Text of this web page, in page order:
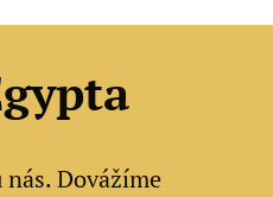
Dovážíme